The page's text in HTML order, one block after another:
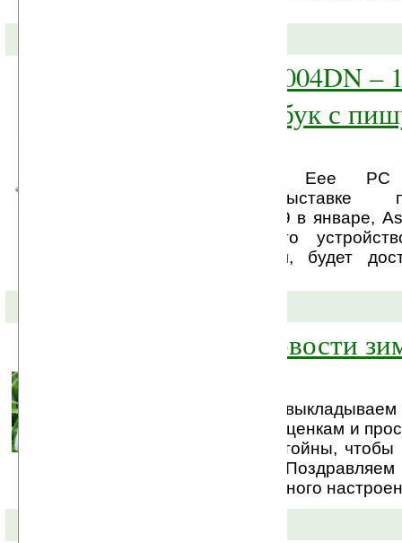
ASUS Eee PC 1004DN –
дюймовый нетбук с
Представляя свой Eee
международной выставке
электроники CES-2009 в январе,
подчеркнуть, что это
оптическим приводом, будет
Популярные новости
В первый день весны
этой зимы по Вашим оценкам и
новости, которые достойны,
обратили внимание.
Удачи, любви и солнечного